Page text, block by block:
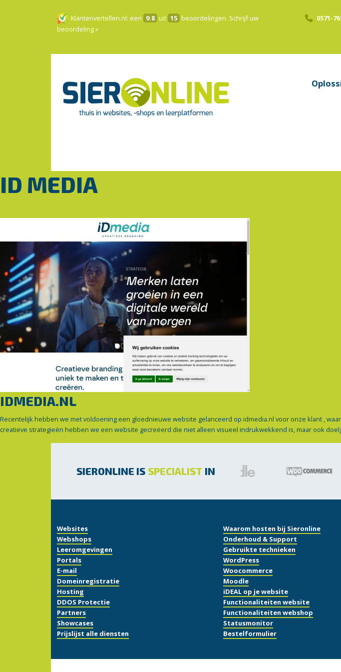
Klantenvertellen.nl: een 9.8 uit 15 beoordelingen. Schrijf uw
beoordeling »
0571-
ID MEDIA
IDMEDIA.NL
Recentelijk hebben we met voldoening een gloednieuwe website gelanceerd op idmedia.nl voor onze klant ,
creatieve strategieën hebben we een website gecreëerd die niet alleen visueel indrukwekkend is, maar ook
SIERONLINE IS SPECIALIST IN
Websites
Webshops
Leeromgevingen
Portals
E-mail
Domeinregistratie
Hosting
DDOS Protectie
Partners
Showcases
Prijslijst alle diensten
Waarom hosten bij Sieronline
Onderhoud & Support
Gebruikte technieken
WordPress
Woocommerce
Moodle
iDEAL op je website
Functionaliteiten website
Functionaliteiten webshop
Statusmonitor
Bestelformulier